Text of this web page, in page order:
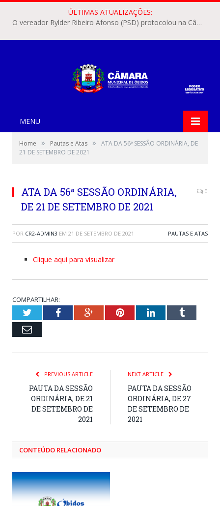
ÚLTIMAS ATUALIZAÇÕES:
O vereador Rylder Ribeiro Afonso (PSD) protocolou na Câmara Municipal de Óbidos o Requerimento nº 346/2026.
MENU
Home » Pautas e Atas »
ATA DA 56ª SESSÃO ORDINÁRIA, DE
21 DE SETEMBRO DE 2021
ATA DA 56ª SESSÃO ORDINÁRIA,
DE 21 DE SETEMBRO DE 2021
0
POR CR2-ADMIN3 EM 21 DE SETEMBRO DE 2021 PAUTAS E ATAS
Clique aqui para visualizar
COMPARTILHAR:
TwitterFacebookGoogle+PinterestLinkedInTumblr
Email
PREVIOUS ARTICLE
PAUTA DA SESSÃO
ORDINÁRIA, DE 21
DE SETEMBRO DE
2021
NEXT ARTICLE
PAUTA DA SESSÃO
ORDINÁRIA, DE 27
DE SETEMBRO DE
2021
CONTEÚDO RELACIONADO